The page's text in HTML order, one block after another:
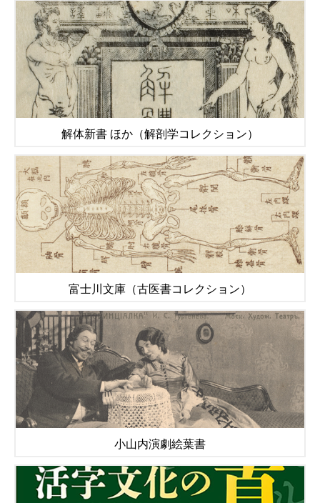
解体新書 ほか（解剖学コレクション）
富士川文庫（古医書コレクション）
小山内演劇絵葉書